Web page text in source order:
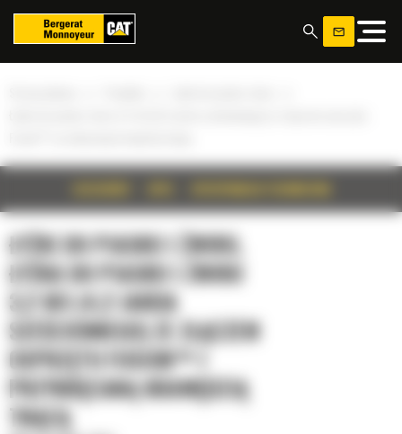
ŁYŻKI DO PIASKU I ŻWIRU,
ŁYŻKA DO PIASKU I ŻWIRU
3,2 M3 (4,2 JARDA
SZEŚCIENNEGO) ZE ZŁĄCZEM
OSPRZĘTU FUSION™ I
PRZYKRĘCANĄ KRAWĘDZIĄ
TNĄCĄ
Panel zarządzania plikami cookies